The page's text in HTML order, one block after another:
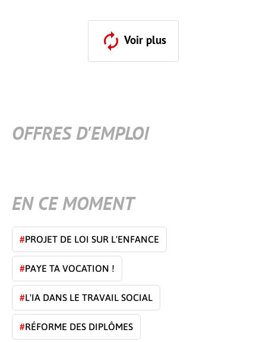
Voir plus
OFFRES D'EMPLOI
EN CE MOMENT
#PROJET DE LOI SUR L'ENFANCE
#PAYE TA VOCATION !
#L'IA DANS LE TRAVAIL SOCIAL
#RÉFORME DES DIPLÔMES